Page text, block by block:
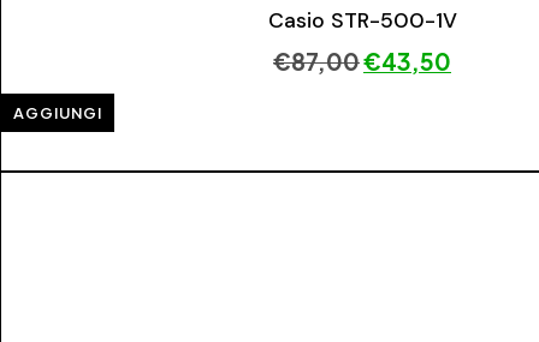
Casio STR-500-1V
€87,00€43,50
AGGIUNGI